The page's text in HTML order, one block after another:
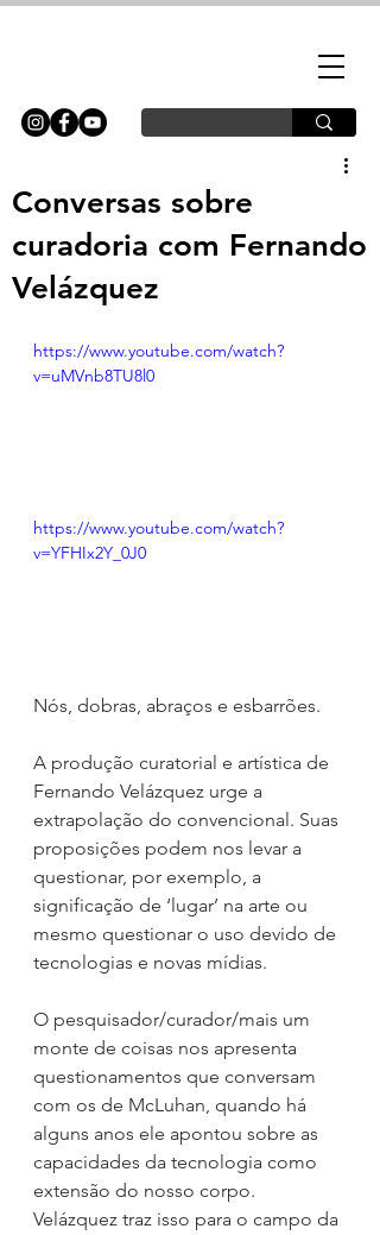
Conversas sobre
curadoria com Fernando
Velázquez
https://www.youtube.com/watch?
v=uMVnb8TU8l0
https://www.youtube.com/watch?
v=YFHIx2Y_0J0
Nós, dobras, abraços e esbarrões.
A produção curatorial e artística de
Fernando Velázquez urge a
extrapolação do convencional. Suas
proposições podem nos levar a
questionar, por exemplo, a
significação de ‘lugar’ na arte ou
mesmo questionar o uso devido de
tecnologias e novas mídias.
O pesquisador/curador/mais um
monte de coisas nos apresenta
questionamentos que conversam
com os de McLuhan, quando há
alguns anos ele apontou sobre as
capacidades da tecnologia como
extensão do nosso corpo.
Velázquez traz isso para o campo da